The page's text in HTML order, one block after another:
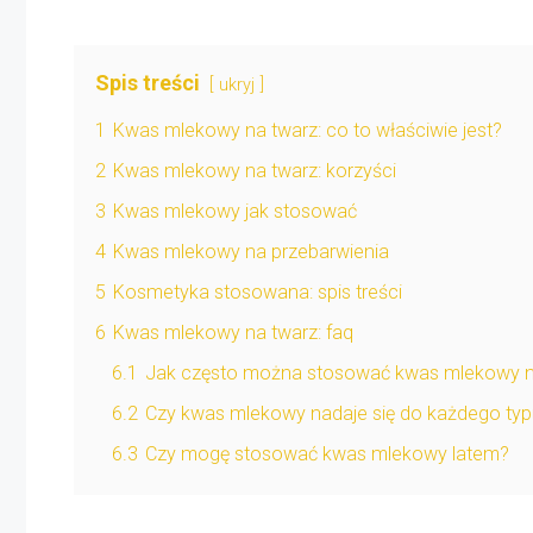
Spis treści ukryj
1 Kwas mlekowy na twarz: co to właściwie jest?
2 Kwas mlekowy na twarz: korzyści
3 Kwas mlekowy jak stosować
4 Kwas mlekowy na przebarwienia
5 Kosmetyka stosowana: spis treści
6 Kwas mlekowy na twarz: faq
6.1 Jak często można stosować kwas mlekowy
6.2 Czy kwas mlekowy nadaje się do każdego
6.3 Czy mogę stosować kwas mlekowy latem?